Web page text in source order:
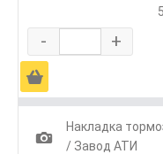
- +
Ä
1
Накладка
/ Завод АТИ